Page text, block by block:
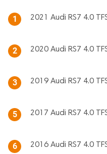
1 2021 Audi RS7 4.0
2 2020 Audi RS7 4.0
3 2019 Audi RS7 4.0
5 2017 Audi RS7 4.0
6 2016 Audi RS7 4.0